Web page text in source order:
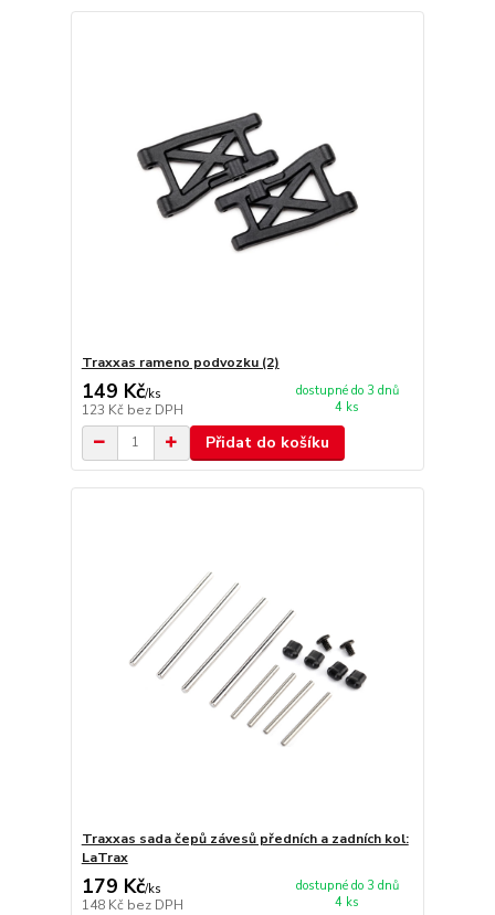
Traxxas rameno podvozku (2)
149 Kč/ks
123 Kč bez DPH
dostupné do 3 dnů
4 ks
Přidat do košíku
Traxxas sada čepů závesů předních a zadních kol:
LaTrax
179 Kč/ks
148 Kč bez DPH
dostupné do 3 dnů
4 ks